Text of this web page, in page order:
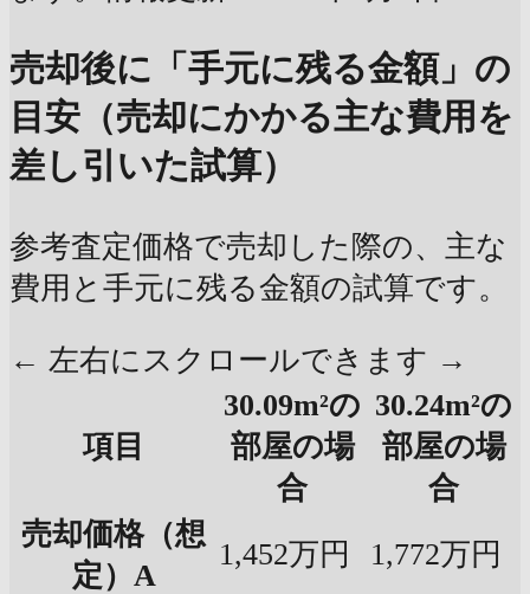
売却後に「手元に残る金額」の
目安（売却にかかる主な費用を
差し引いた試算）
参考査定価格で売却した際の、主な
費用と手元に残る金額の試算です。
← 左右にスクロールできます →
項目
30.09m²の
部屋の場
合
30.24m²の
部屋の場
合
売却価格（想
定）A
1,452万円
1,772万円